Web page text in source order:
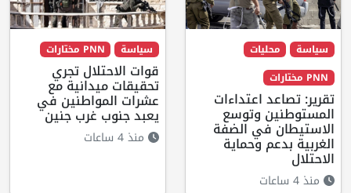
سياسة
محليات
PNN مختارات
تقرير: تصاعد اعتداءات
المستوطنين وتوسع
الاستيطان في الضفة
الغربية بدعم وحماية
الاحتلال
منذ 4 ساعات
سياسة PNN مختارات
قوات الاحتلال تجري
تحقيقات ميدانية مع
عشرات المواطنين في
يعبد جنوب غرب جنين
منذ 4 ساعات